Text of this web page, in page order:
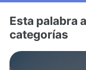
Esta palabra
categorías